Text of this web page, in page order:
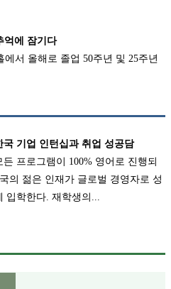
억에 잠기다
서 올해로 졸업 50주년 및 25주년
기업 인턴십과 취업 성공담
프로그램이 100% 영어로 진행되
의 젊은 인재가 글로벌 경영자로 성
입학한다. 재학생의...